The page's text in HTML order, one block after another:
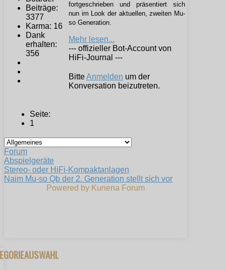
Beiträge:
3377
Karma: 16
Dank
erhalten:
356
fortgeschrieben und präsentiert sich
nun im Look der aktuellen, zweiten Mu-
so Generation.
Mehr lesen...
--- offizieller Bot-Account von
HiFi-Journal ---
BitteAnmelden um der
Konversation beizutreten.
Seite:
1
Forum
Abspielgeräte
Stereo- oder HiFi-Kompaktanlagen
Naim Mu-so Qb der 2. Generation stellt sich vor
Powered by Kunena Forum